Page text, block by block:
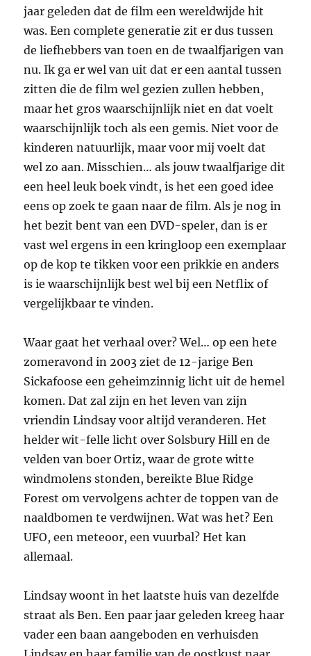
jaar geleden dat de film een wereldwijde hit
was. Een complete generatie zit er dus tussen
de liefhebbers van toen en de twaalfjarigen van
nu. Ik ga er wel van uit dat er een aantal tussen
zitten die de film wel gezien zullen hebben,
maar het gros waarschijnlijk niet en dat voelt
waarschijnlijk toch als een gemis. Niet voor de
kinderen natuurlijk, maar voor mij voelt dat
wel zo aan. Misschien… als jouw twaalfjarige dit
een heel leuk boek vindt, is het een goed idee
eens op zoek te gaan naar de film. Als je nog in
het bezit bent van een DVD-speler, dan is er
vast wel ergens in een kringloop een exemplaar
op de kop te tikken voor een prikkie en anders
is ie waarschijnlijk best wel bij een Netflix of
vergelijkbaar te vinden.
Waar gaat het verhaal over? Wel… op een hete
zomeravond in 2003 ziet de 12-jarige Ben
Sickafoose een geheimzinnig licht uit de hemel
komen. Dat zal zijn en het leven van zijn
vriendin Lindsay voor altijd veranderen. Het
helder wit-felle licht over Solsbury Hill en de
velden van boer Ortiz, waar de grote witte
windmolens stonden, bereikte Blue Ridge
Forest om vervolgens achter de toppen van de
naaldbomen te verdwijnen. Wat was het? Een
UFO, een meteoor, een vuurbal? Het kan
allemaal.
Lindsay woont in het laatste huis van dezelfde
straat als Ben. Een paar jaar geleden kreeg haar
vader een baan aangeboden en verhuisden